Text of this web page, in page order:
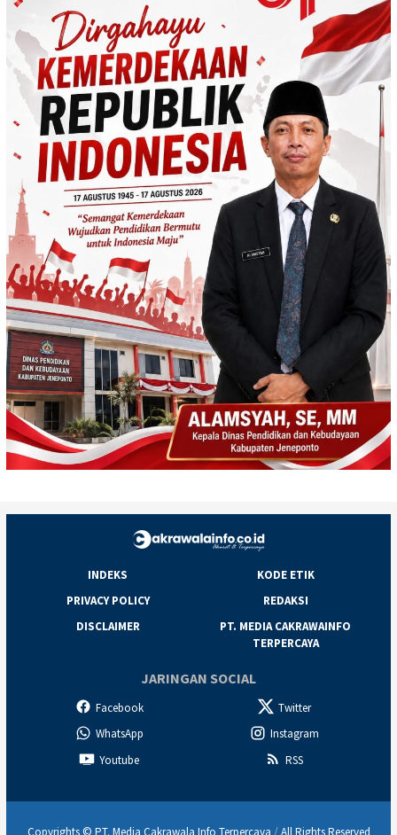
INDEKS
KODE ETIK
PRIVACY POLICY
REDAKSI
DISCLAIMER
PT. MEDIA CAKRAWAINFO
TERPERCAYA
JARINGAN SOCIAL
Facebook
Twitter
WhatsApp
Instagram
Youtube
RSS
Copyrights © PT. Media Cakrawala Info Terpercaya /All Rights Reserved